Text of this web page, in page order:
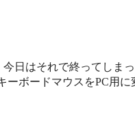
日はそれで終ってしま
ボードマウスをPC用